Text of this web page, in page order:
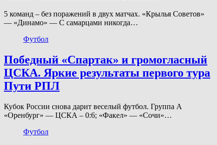
5 команд – без поражений в двух матчах. «Крылья Советов»
— «Динамо» — С самарцами никогда…
Футбол
Победный «Спартак» и громогласный
ЦСКА. Яркие результаты первого тура
Пути РПЛ
Кубок России снова дарит веселый футбол. Группа А
«Оренбург» — ЦСКА – 0:6; «Факел» — «Сочи»…
Футбол